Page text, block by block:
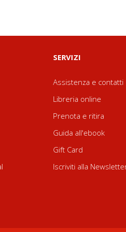
SERVIZI
Assistenza e contatti
Libreria online
Prenota e ritira
Guida all'ebook
Gift Card
Iscriviti alla